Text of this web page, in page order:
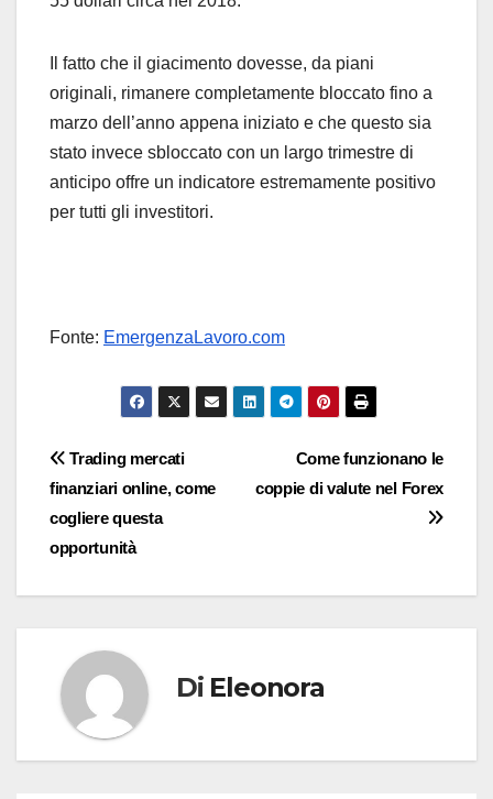
Il fatto che il giacimento dovesse, da piani
originali, rimanere completamente bloccato fino a
marzo dell’anno appena iniziato e che questo sia
stato invece sbloccato con un largo trimestre di
anticipo offre un indicatore estremamente positivo
per tutti gli investitori.
Fonte: EmergenzaLavoro.com
Navigazione
articoli
Come funzionano le
coppie di valute nel Forex
Trading mercati
finanziari online, come
cogliere questa
opportunità
Di Eleonora